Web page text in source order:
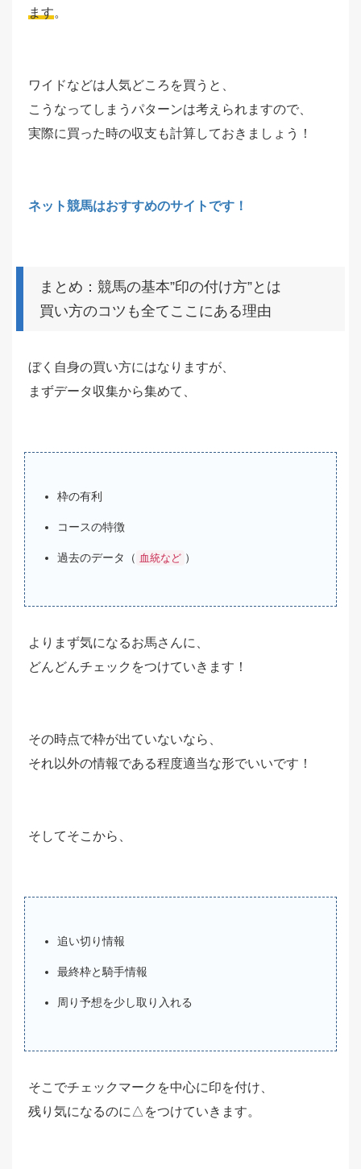
ます。
ワイドなどは人気どころを買うと、
こうなってしまうパターンは考えられますので、
実際に買った時の収支も計算しておきましょう！
ネット競馬はおすすめのサイトです！
まとめ：競馬の基本”印の付け方”とは
買い方のコツも全てここにある理由
ぼく自身の買い方にはなりますが、
まずデータ収集から集めて、
枠の有利
コースの特徴
過去のデータ（ 血統など ）
よりまず気になるお馬さんに、
どんどんチェックをつけていきます！
その時点で枠が出ていないなら、
それ以外の情報である程度適当な形でいいです！
そしてそこから、
追い切り情報
最終枠と騎手情報
周り予想を少し取り入れる
そこでチェックマークを中心に印を付け、
残り気になるのに△をつけていきます。